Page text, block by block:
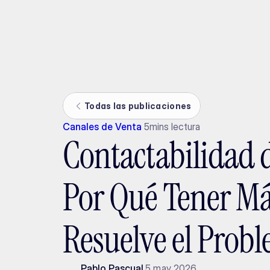
Todas las publicaciones
Canales de Venta 5mins lectura
Contactabilidad
Por Qué Tener
Resuelve el